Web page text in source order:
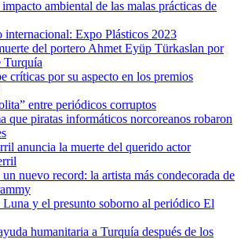
ambiental de las malas prácticas de
internacional: Expo Plásticos 2023
del portero Ahmet Eyüp Türkaslan por
Turquía
críticas por su aspecto en los premios
entre periódicos corruptos
que piratas informáticos norcoreanos robaron
anuncia la muerte del querido actor
nuevo record: la artista más condecorada de
y el presunto soborno al periódico El
humanitaria a Turquía después de los